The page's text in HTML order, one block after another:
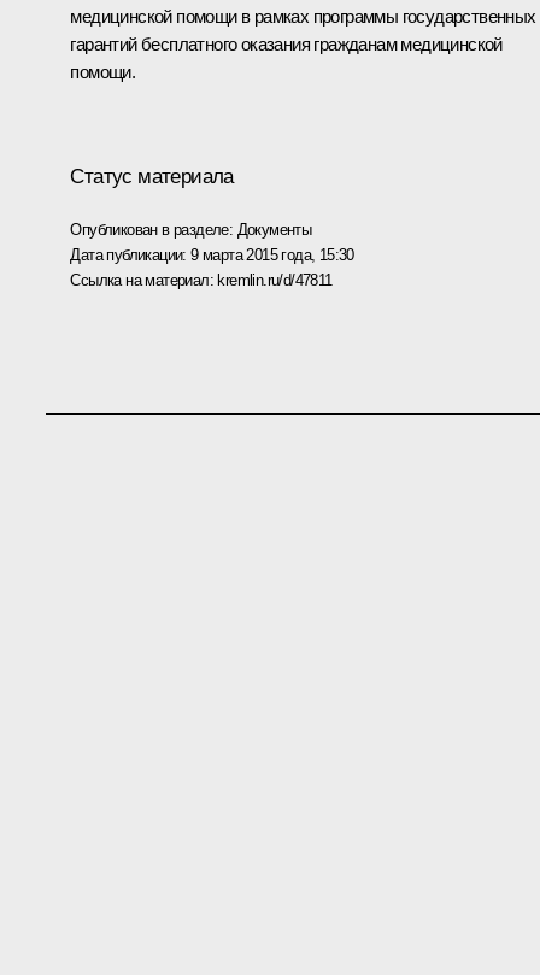
медицинской помощи в рамках программы государственных
гарантий бесплатного оказания гражданам медицинской
помощи.
Статус материала
Опубликован в разделе: Документы
Дата публикации:9 марта 2015 года, 15:30
Ссылка на материал: kremlin.ru/d/47811